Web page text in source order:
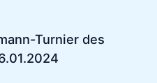
Turnier des